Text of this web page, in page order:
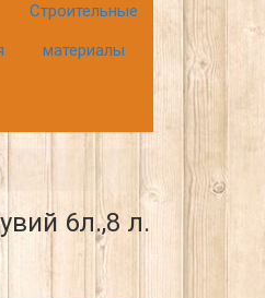
Строительные
материалы
6л.,8 л.